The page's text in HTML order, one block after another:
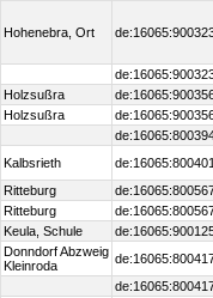
Hohenebra, Ort
Holzsußra
Holzsußra
Kalbsrieth
Ritteburg
Ritteburg
Keula, Schule
Donndorf Abzweig
Kleinroda